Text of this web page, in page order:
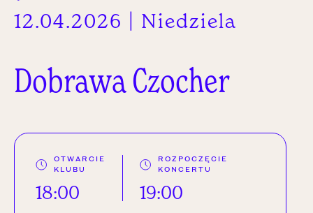
12.04.2026 | Niedziela
DobrawaCzocher
OTWARCIE
KLUBU
18:00
ROZPOCZĘCIE
KONCERTU
19:00